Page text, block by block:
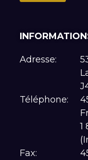
Adresse:
Téléphone:
1
Fax: